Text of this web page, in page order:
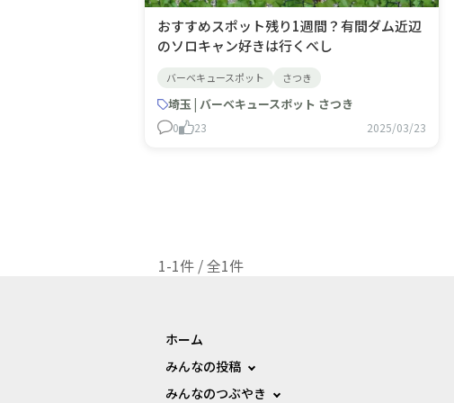
おすすめスポット残り1週間？有間ダム近辺
のソロキャン好きは行くべし
バーベキュースポット さつき
埼玉 | バーベキュースポット さつき
0 23 2025/03/23
1-1件 / 全1件
ホーム
みんなの投稿
みんなのつぶやき